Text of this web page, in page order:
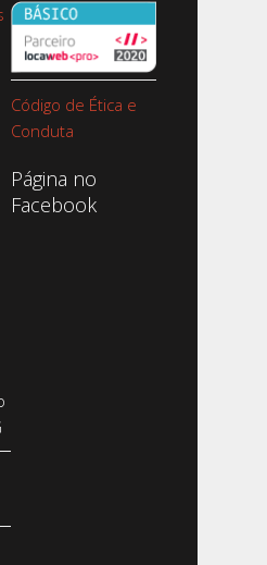
Código de Ética e
Conduta
Página no
Facebook